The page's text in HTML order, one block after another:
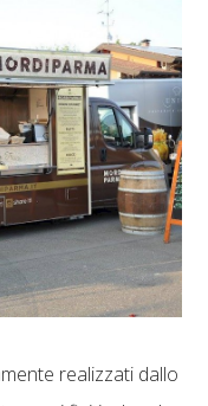
realizzati dallo